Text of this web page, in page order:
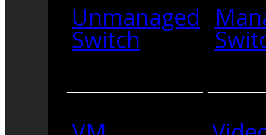
Unmanaged
Switch